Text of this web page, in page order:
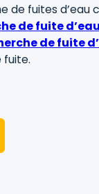
de fuites
de fuite
de fuite